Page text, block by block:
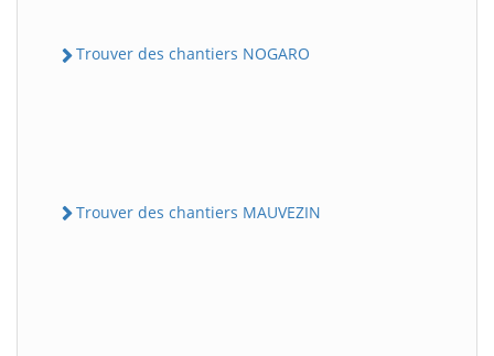
Trouver des chantiers NOGARO
Trouver des chantiers MAUVEZIN